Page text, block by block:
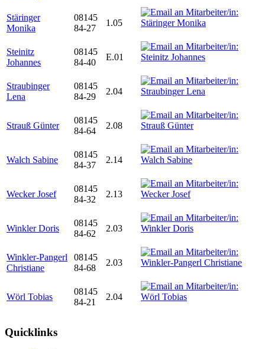
Stäringer
Monika
08145
84-27
1.05
Steinitz
Johannes
08145
84-40
E.01
Straubinger
Lena
08145
84-29
2.04
Strauß Günter
08145
84-64
2.08
Walch Sabine
08145
84-37
2.14
Wecker Josef
08145
84-32
2.13
Winkler Doris
08145
84-62
2.03
Winkler-Pangerl
Christiane
08145
84-68
2.03
Wörl Tobias
08145
84-21
2.04
Quicklinks